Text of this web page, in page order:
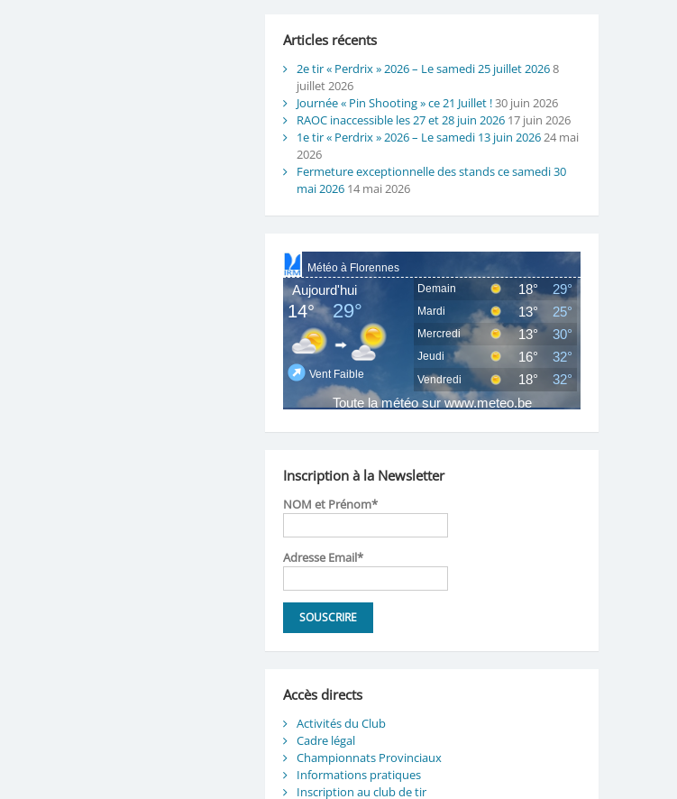
Articles récents
2e tir « Perdrix » 2026 – Le samedi 25 juillet 20268
juillet 2026
Journée « Pin Shooting » ce 21 Juillet !30 juin 2026
RAOC inaccessible les 27 et 28 juin 2026 17 juin 2026
1e tir « Perdrix » 2026 – Le samedi 13 juin 202624 mai
2026
Fermeture exceptionnelle des stands ce samedi 30
mai 2026 14 mai 2026
Inscription à la Newsletter
NOM et Prénom*
Adresse Email*
Accès directs
Activités du Club
Cadre légal
Championnats Provinciaux
Informations pratiques
Inscription au club de tir